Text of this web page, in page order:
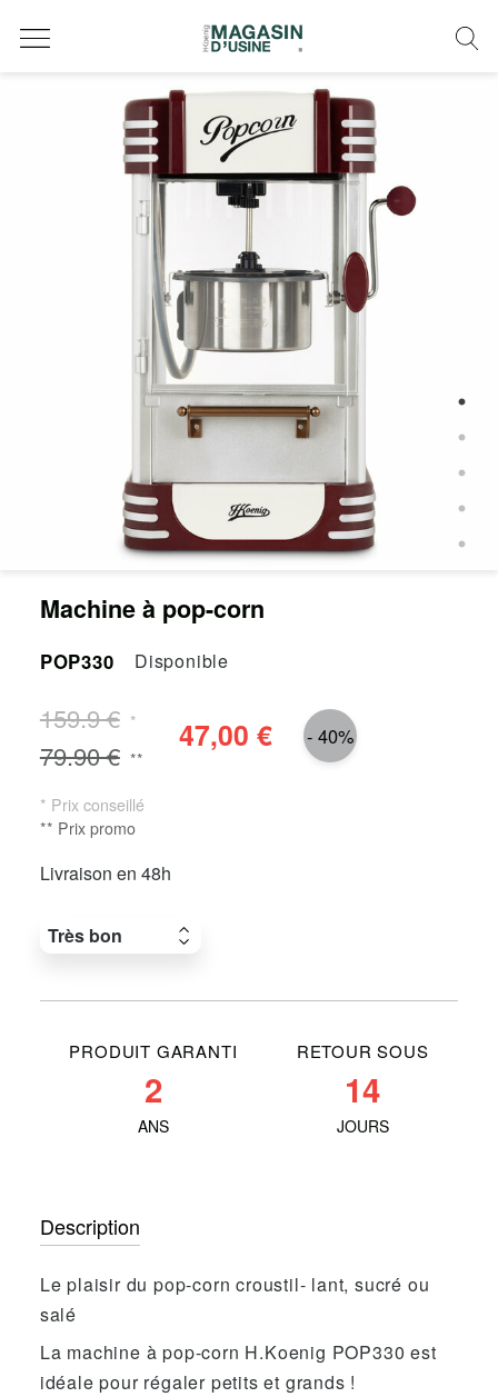
Machine à pop-corn
POP330 Disponible
159.9 € *
79.90 € **
47,00 € - 40%
* Prix conseillé
** Prix promo
Livraison en 48h
PRODUIT GARANTI
2
ANS
RETOUR SOUS
14
JOURS
Description
Le plaisir du pop-corn croustil- lant, sucré ou
salé
La machine à pop-corn H.Koenig POP330 est
idéale pour régaler petits et grands !